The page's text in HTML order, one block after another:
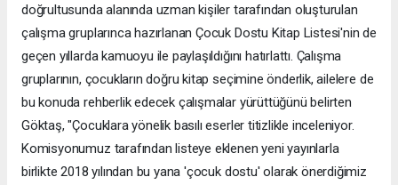
doğrultusunda alanında uzman kişiler tarafından oluşturulan
çalışma gruplarınca hazırlanan Çocuk Dostu Kitap Listesi'nin de
geçen yıllarda kamuoyu ile paylaşıldığını hatırlattı. Çalışma
gruplarının, çocukların doğru kitap seçimine önderlik, ailelere de
bu konuda rehberlik edecek çalışmalar yürüttüğünü belirten
Göktaş, "Çocuklara yönelik basılı eserler titizlikle inceleniyor.
Komisyonumuz tarafından listeye eklenen yeni yayınlarla
birlikte 2018 yılından bu yana 'çocuk dostu' olarak önerdiğimiz